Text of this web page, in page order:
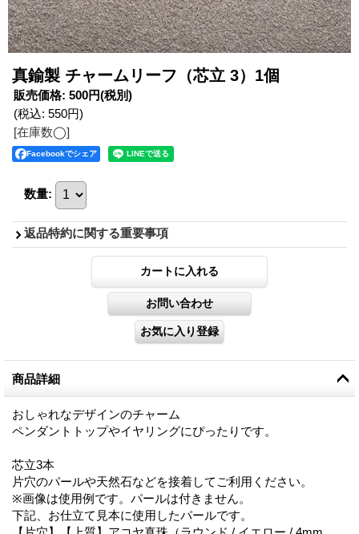
真鍮製 チャームリーフ（芯立 3）1個
販売価格: 500円(税別)
(税込: 550円)
[在庫数◯]
Facebookでシェア
数量:
返品特約に関する重要事項
商品詳細
おしゃれなデザインのチャーム
ペンダントトップやイヤリングにぴったりです。
芯立3本
片穴のパールや天然石などを接着してご利用ください。
※画像は使用例です。パールは付きません。
下記、お仕立て見本に使用したパールです。